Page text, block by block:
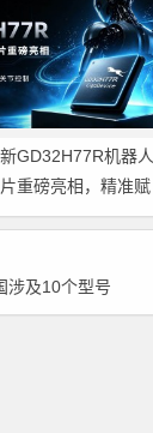
GD32H77R机器人
重磅亮相，精准赋
动与关节控制
涉及10个型号